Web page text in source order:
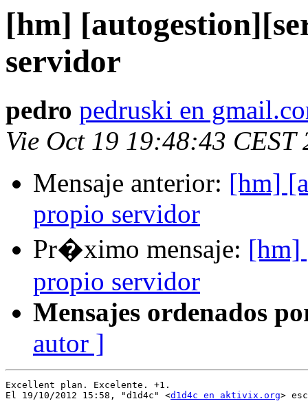
[hm]
servidor
pedro pedruski en
Vie Oct 19 19:48:43 CEST
Mensaje anterior: [hm]
propio servidor
Pr�ximo mensaje: [hm]
propio servidor
Mensajes ordenados
autor ]
Excellent plan. Excelente. +1.
El 19/10/2012 15:58, "d1d4c" <d1d4c en aktivix.org>